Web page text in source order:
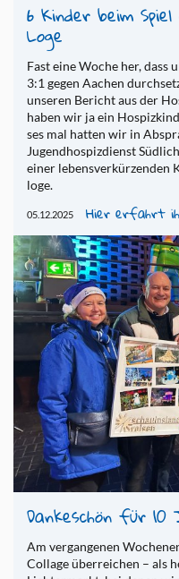
6 Kin­der beim
Loge
Fast eine Woche her, dass
3:1 gegen Aa­chen
un­se­ren Be­richt aus der
haben wir ja ein
ses mal hat­ten wir in
Ju­gend­hos­piz­dienst
einer le­bens­ver­kür­zen­den
lo­ge.
05.12.2025 Hier erfahrt
Dan­ke­schön für
Am ver­gan­ge­nen
Col­la­ge über­rei­chen – als